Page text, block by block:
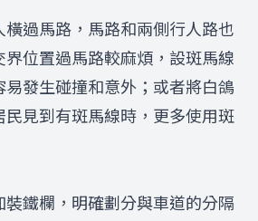
過馬路，馬路和兩側行人路也
位置過馬路較麻煩，設斑馬線
發生碰撞和意外；或者將白鴿
見到有斑馬線時，更多使用斑
鐵欄，明確劃分與車道的分隔